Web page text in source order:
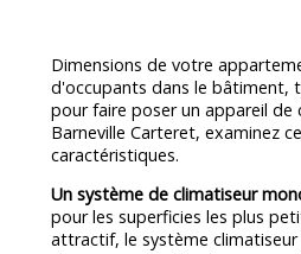
Dimensions de votre
d'occupants dans le bâtiment,
pour faire poser un appareil de
Barneville Carteret, examinez
caractéristiques.
Un système de climatiseur
pour les superficies les plus
attractif, le système